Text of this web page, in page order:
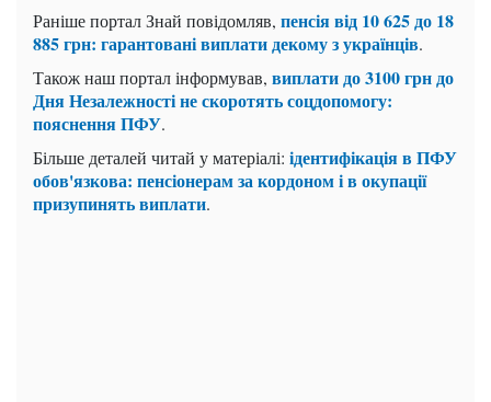
Раніше портал Знай повідомляв, пенсія від 10 625 до 18
885 грн: гарантовані виплати декому з українців.
Також наш портал інформував, виплати до 3100 грн до
Дня Незалежності не скоротять соцдопомогу:
пояснення ПФУ.
Більше деталей читай у матеріалі: ідентифікація в ПФУ
обов'язкова: пенсіонерам за кордоном і в окупації
призупинять виплати.